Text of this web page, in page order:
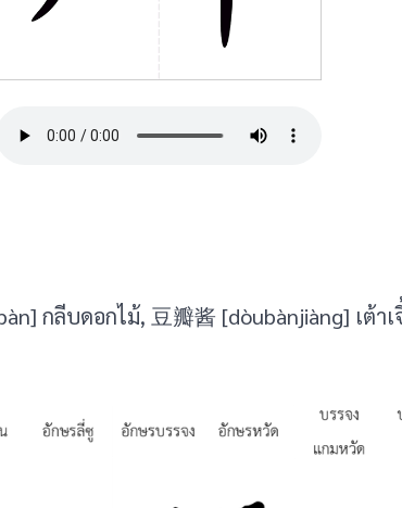
กลีบดอกไม้, 豆瓣酱 [dòubànjiàng] เต้าเ